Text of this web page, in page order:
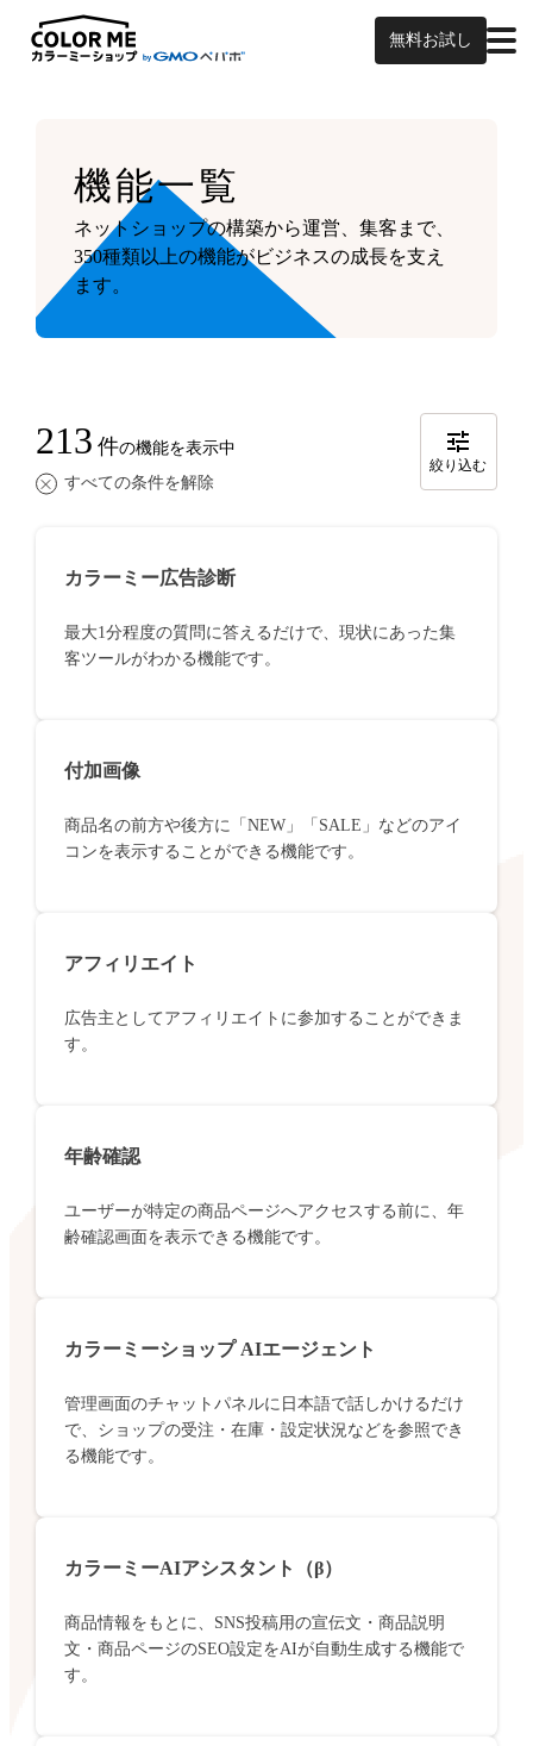
無料お試し
機能一覧
ネットショップの構築から運営、集客まで、
350種類以上の機能がビジネスの成長を支え
ます。
213 件の機能を表示中
すべての条件を解除
絞り込む
カラーミー広告診断
最大1分程度の質問に答えるだけで、現状にあった集
客ツールがわかる機能です。
付加画像
商品名の前方や後方に「NEW」「SALE」などのアイ
コンを表示することができる機能です。
アフィリエイト
広告主としてアフィリエイトに参加することができま
す。
年齢確認
ユーザーが特定の商品ページへアクセスする前に、年
齢確認画面を表示できる機能です。
カラーミーショップ AIエージェント
管理画面のチャットパネルに日本語で話しかけるだけ
で、ショップの受注・在庫・設定状況などを参照でき
る機能です。
カラーミーAIアシスタント（β）
商品情報をもとに、SNS投稿用の宣伝文・商品説明
文・商品ページのSEO設定をAIが自動生成する機能で
す。